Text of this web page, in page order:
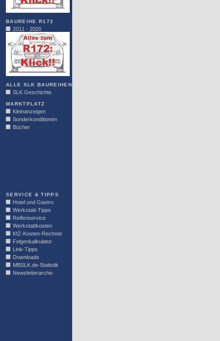
BAUREIHE R172
2011 - 2020
ALLE SLK BAUREIHEN
SLK Geschichte
MARKTPLATZ
Kleinanzeigen
Sonderkonditionen
Bücher
SERVICE & TIPPS
Hotel und Gastro
Werkstatt-Tipps
Reifenservice
Werkstattkosten
KfZ-Kosten-Rechner
Felgenkalkulator
Link-Tipps
Downloads
MBSLK.de-Statistik
Newsletterarchiv